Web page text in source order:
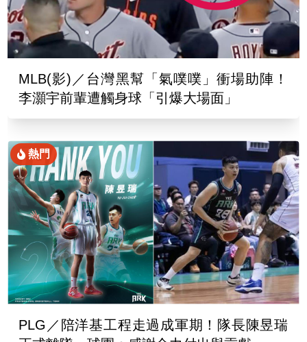
MLB(影)／台灣黑幫「氣噗噗」衝場助陣！
李灝宇前輩遭觸身球「引爆大場面」
熱門
PLG／陪洋基工程走過成軍期！隊長陳昱瑞